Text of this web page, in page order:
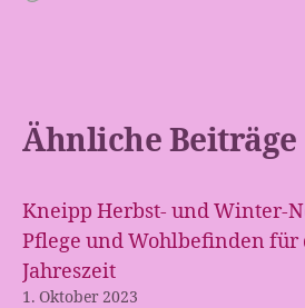
Ähnliche Beiträge
Kneipp Herbst- und Winter-
Pflege und Wohlbefinden für
Jahreszeit
1. Oktober 2023